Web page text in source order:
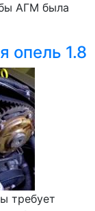
АГМ была
опель 1.8
требует